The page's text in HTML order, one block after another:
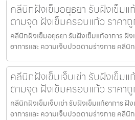
คลีนิกฝังเข็มอยุธยา รับฝังเข็มแ
ตามจุด ฝังเข็มครอบแก้ว ราคา
คลีนิกฝังเข็มอยุธยา รับฝังเข็มแก้อาการ ฝัง
อาการและ ความเจ็บปวดตามร่างกาย คลีนิ
คลีนิกฝังเข็มเจ็บเข่า รับฝังเข็ม
ตามจุด ฝังเข็มครอบแก้ว ราคา
คลีนิกฝังเข็มเจ็บเข่า รับฝังเข็มแก้อาการ ฝั
อาการและ ความเจ็บปวดตามร่างกาย คลีนิก